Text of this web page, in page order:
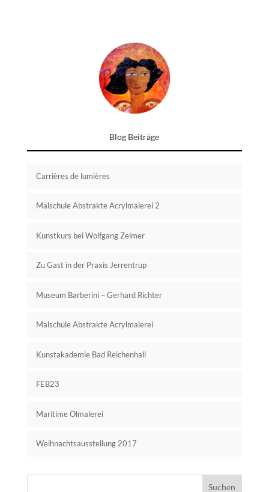
Blog Beiträge
Carrières de lumières
Malschule Abstrakte Acrylmalerei 2
Kunstkurs bei Wolfgang Zelmer
Zu Gast in der Praxis Jerrentrup
Museum Barberini – Gerhard Richter
Malschule Abstrakte Acrylmalerei
Kunstakademie Bad Reichenhall
FEB23
Maritime Ölmalerei
Weihnachtsausstellung 2017